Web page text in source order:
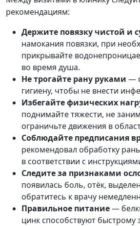
рекомендациям:
Держите повязку чистой и
намокания повязки, при
прикрывайте
во время душа.
Не трогайте рану руками —
гигиену, чтобы не внести
Избегайте физических
поднимайте тяжести, не
ограничьте движения в
Соблюдайте предписания
рекомендовал обработку
в соответствии с
Следите за признаками
появилась боль, отёк,
обратитесь к врачу
Правильное питание—
цинк способствуют быстрому